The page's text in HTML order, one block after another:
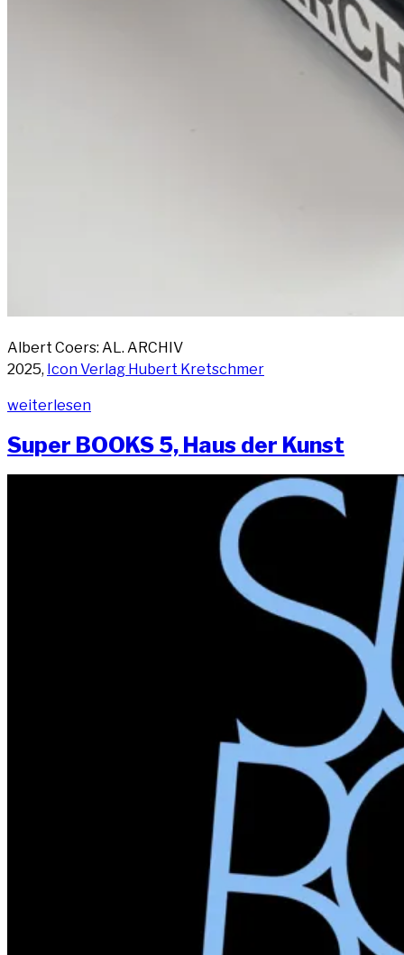
Albert Coers: AL. ARCHIV
2025, Icon Ver­lag Hubert Kretschmer
„Out
AL.
wei­ter­le­sen
Super BOOKS 5, Haus der Kunst